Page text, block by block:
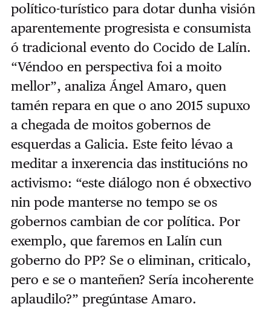
político-turístico para dotar dunha visión
aparentemente progresista e consumista
ó tradicional evento do Cocido de Lalín.
“Véndoo en perspectiva foi a moito
mellor”, analiza Ángel Amaro, quen
tamén repara en que o ano 2015 supuxo
a chegada de moitos gobernos de
esquerdas a Galicia. Este feito lévao a
meditar a inxerencia das institucións no
activismo: “este diálogo non é obxectivo
nin pode manterse no tempo se os
gobernos cambian de cor política. Por
exemplo, que faremos en Lalín cun
goberno do PP? Se o eliminan, criticalo,
pero e se o manteñen? Sería incoherente
aplaudilo?” pregúntase Amaro.